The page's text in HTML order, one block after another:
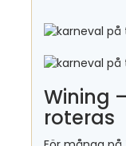
Wining
roteras